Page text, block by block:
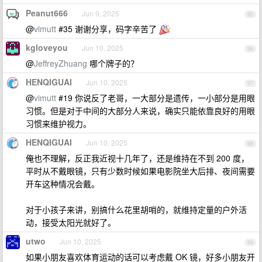
95
Peanut666 Jun 9, 2025
@vimutt #35 谢谢分享，码字辛苦了
96
kgloveyou Jun 10, 2025
@JeffreyZhuang 哪个牌子的？
97
HENQIGUAI Jun 10, 2025
@vimutt #19 你说反了老哥，一大部分是遗传，一小部分是用眼
习惯。但是对于中间的大部分人来说，确实只能依靠良好的用眼
习惯来维护视力。
98
HENQIGUAI Jun 10, 2025
俺也不理解，反正我近视十几年了，还是维持在不到 200 度，
平时从不戴眼镜，只有少数时候如果电影院坐大后排、夜间需要
开车这种情况会戴。
对于小孩子来讲，别搞什么花里胡哨的，就维持定量的户外活
动，接受太阳光就好了。
99
utwo Jun 10, 2025
如果小朋友喜欢体育运动的话可以考虑戴 OK 镜，好多小朋友开